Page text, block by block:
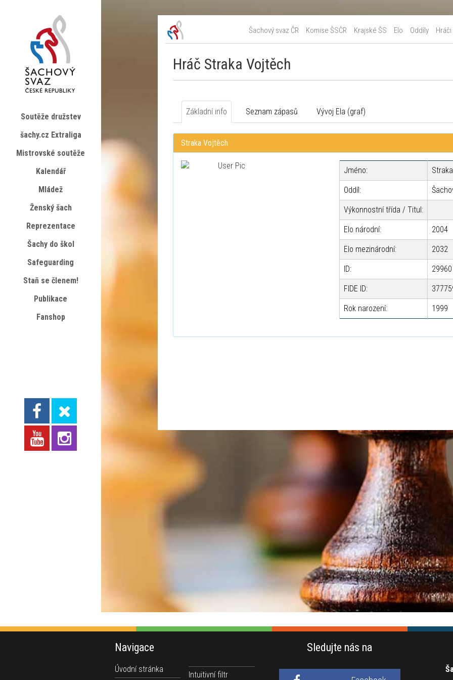
Šachový svaz ČR Komise ŠSČR Krajské ŠS Elo Oddíly Hráči
Hráč Straka Vojtěch
Základní info Seznam zápasů Vývoj Ela (graf)
Straka Vojtěch
Jméno:
Oddíl:
Výkonnostní třída / Titul:
Elo národní: 2004
Elo mezinárodní: 2032
ID: 29960
FIDE ID:
Rok narození: 1999
Soutěže družstev
šachy.cz Extraliga
Mistrovské soutěže
Kalendář
Mládež
Ženský šach
Reprezentace
Šachy do škol
Safeguarding
Staň se členem!
Publikace
Fanshop
Navigace
Úvodní stránka
Intuitivní filtr
Sledujte nás na